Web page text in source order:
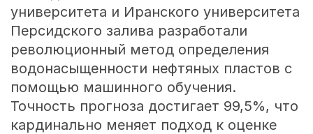
университета и Иранского университета
Персидского залива разработали
революционный метод определения
водонасыщенности нефтяных пластов с
помощью машинного обучения.
Точность прогноза достигает 99,5%, что
кардинально меняет подход к оценке